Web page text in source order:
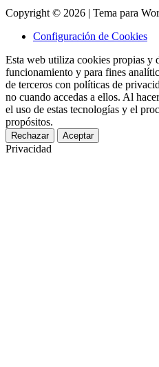
Copyright © 2026 | Tema para
Configuración de Cookies
Esta web utiliza cookies propias y
funcionamiento y para fines
de terceros con políticas de
no cuando accedas a ellos. Al
el uso de estas tecnologías y el
propósitos.
Rechazar Aceptar
Privacidad